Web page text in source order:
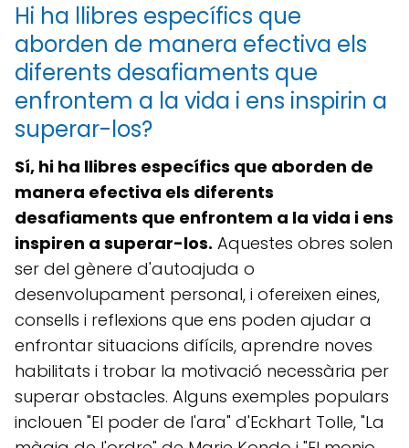
Hi ha llibres específics que
aborden de manera efectiva els
diferents desafiaments que
enfrontem a la vida i ens inspirin a
superar-los?
Sí, hi ha llibres específics que aborden de
manera efectiva els diferents
desafiaments que enfrontem a la vida i ens
inspiren a superar-los. Aquestes obres solen
ser del gènere d'autoajuda o
desenvolupament personal, i ofereixen eines,
consells i reflexions que ens poden ajudar a
enfrontar situacions difícils, aprendre noves
habilitats i trobar la motivació necessària per
superar obstacles. Alguns exemples populars
inclouen "El poder de l'ara" d'Eckhart Tolle, "La